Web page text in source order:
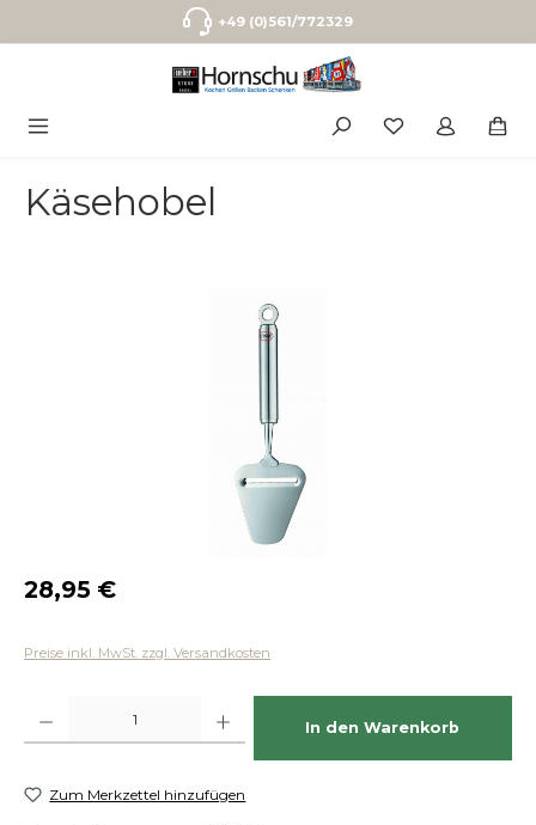
Zum Hauptinhalt springen+49 (0)561/772329
Käsehobel
Bildergalerie überspringen
Regulärer Preis:
28,95 €
Preise inkl. MwSt. zzgl. Versandkosten
In den Warenkorb
Zum Merkzettel hinzufügen